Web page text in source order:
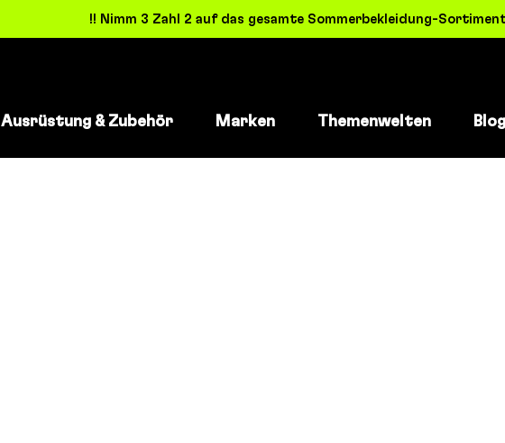
!! Nimm 3 Zahl 2 auf das gesamte Sommerbekleidung-
Ausrüstung & Zubehör Marken Themenwelten Blog